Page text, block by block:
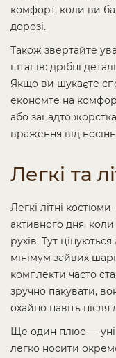
комфорт, коли ви
дорозі.
Також звертайте
штанів: дрібні
Якщо ви шукаєте
економте на
або занадто
враження від
Легкі та
Легкі літні
активного дня,
рухів. Тут
мінімум зайвих
комплекти часто
зручно пакувати,
охайно навіть після
Ще один плюс —
легко носити